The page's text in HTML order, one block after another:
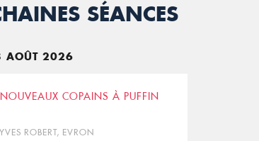
SÉANCES
AOÛT 2026
NOUVEAUX COPAINS À PUFFIN
ROBERT, EVRON